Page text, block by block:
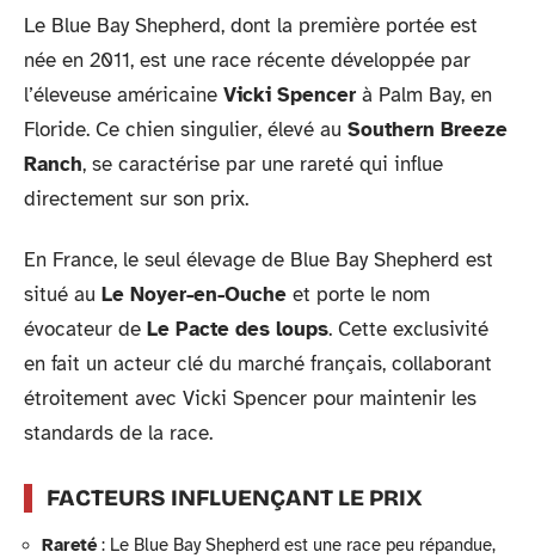
Le Blue Bay Shepherd, dont la première portée est
née en 2011, est une race récente développée par
l’éleveuse américaine Vicki Spencer à Palm Bay, en
Floride. Ce chien singulier, élevé au Southern Breeze
Ranch, se caractérise par une rareté qui influe
directement sur son prix.
En France, le seul élevage de Blue Bay Shepherd est
situé au Le Noyer-en-Ouche et porte le nom
évocateur de Le Pacte des loups. Cette exclusivité
en fait un acteur clé du marché français, collaborant
étroitement avec Vicki Spencer pour maintenir les
standards de la race.
FACTEURS INFLUENÇANT LE PRIX
Rareté: Le Blue Bay Shepherd est une race peu répandue,